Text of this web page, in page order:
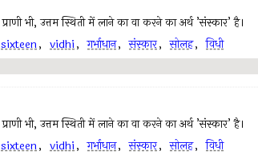
भी, उत्तम स्थिती में लाने का वा करने का अर्थ ’संस्कार’ है।
sixteen, vidhi, गर्भाधान, संस्कार, सोलह, विधी
भी, उत्तम स्थिती में लाने का वा करने का अर्थ ’संस्कार’ है।
sixteen, vidhi, गर्भाधान, संस्कार, सोलह, विधी